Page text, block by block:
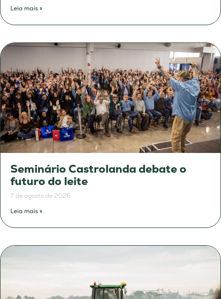
Leia mais »
Seminário Castrolanda debate o
futuro do leite
7 de agosto de 2026
Leia mais »